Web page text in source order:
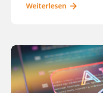
Weiterlesen